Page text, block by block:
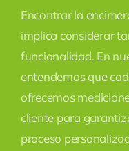
Encontrar la
implica considerar
funcionalidad. En
entendemos que
ofrecemos
cliente para
proceso